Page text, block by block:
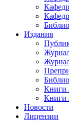
Издания
Книги
Книги
Новости
Лицензии